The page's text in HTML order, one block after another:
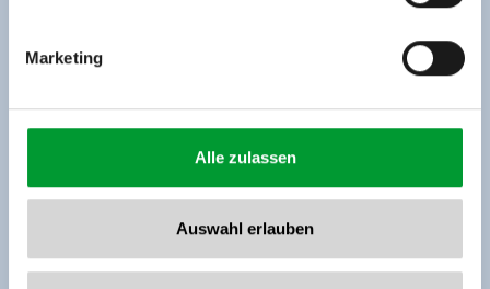
Marketing
Alle zulassen
Auswahl erlauben
145 m² | Belegung: